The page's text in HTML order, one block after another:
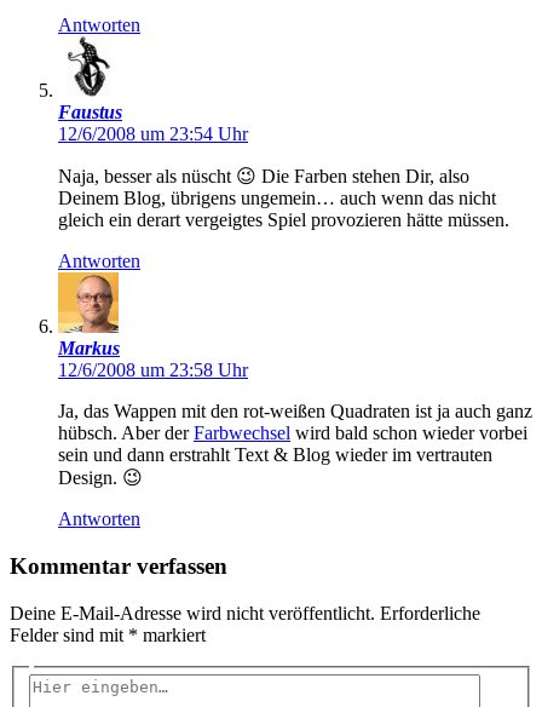
Antworten
Faustus
12/6/2008 um 23:54 Uhr
Naja, besser als nüscht 😉 Die Farben stehen Dir, also
Deinem Blog, übrigens ungemein… auch wenn das nicht
gleich ein derart vergeigtes Spiel provozieren hätte müssen.
Antworten
Markus
12/6/2008 um 23:58 Uhr
Ja, das Wappen mit den rot-weißen Quadraten ist ja auch ganz
hübsch. Aber derFarbwechsel wird bald schon wieder vorbei
sein und dann erstrahlt Text & Blog wieder im vertrauten
Design. 😉
Antworten
Kommentar verfassen
Deine E-Mail-Adresse wird nicht veröffentlicht. Erforderliche
Felder sind mit * markiert
Hier